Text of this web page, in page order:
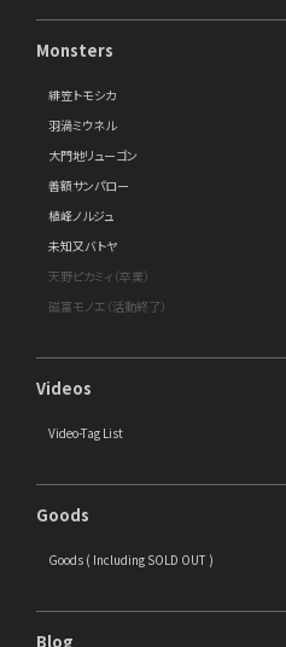
Monsters
緋笠トモシカ
羽渦ミウネル
大門地リューゴン
善額サンパロー
植峰ノルジュ
未知又バトヤ
天野ピカミィ（卒業）
磁富モノエ（活動終了）
Videos
Video-Tag List
Goods
Goods ( Including SOLD OUT )
Blog